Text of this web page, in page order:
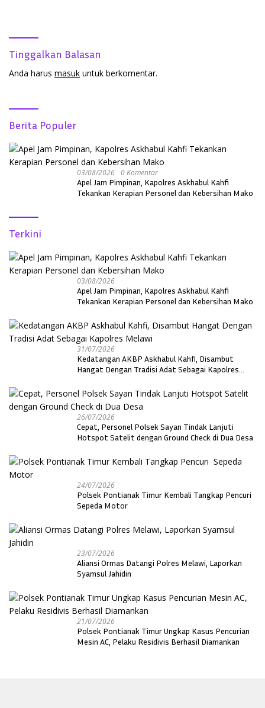
Tinggalkan Balasan
Anda harus masuk untuk berkomentar.
Berita Populer
03/08/2026 0 Komentar
Apel Jam Pimpinan, Kapolres Askhabul Kahfi
Tekankan Kerapian Personel dan Kebersihan Mako
Terkini
03/08/2026
Apel Jam Pimpinan, Kapolres Askhabul Kahfi
Tekankan Kerapian Personel dan Kebersihan Mako
31/07/2026
Kedatangan AKBP Askhabul Kahfi, Disambut
Hangat Dengan Tradisi Adat Sebagai Kapolres
26/07/2026
Cepat, Personel Polsek Sayan Tindak Lanjuti
Hotspot Satelit dengan Ground Check di Dua Desa
24/07/2026
Polsek Pontianak Timur Kembali Tangkap Pencuri
Sepeda Motor
23/07/2026
Aliansi Ormas Datangi Polres Melawi, Laporkan
Syamsul Jahidin
21/07/2026
Polsek Pontianak Timur Ungkap Kasus Pencurian
Mesin AC, Pelaku Residivis Berhasil Diamankan